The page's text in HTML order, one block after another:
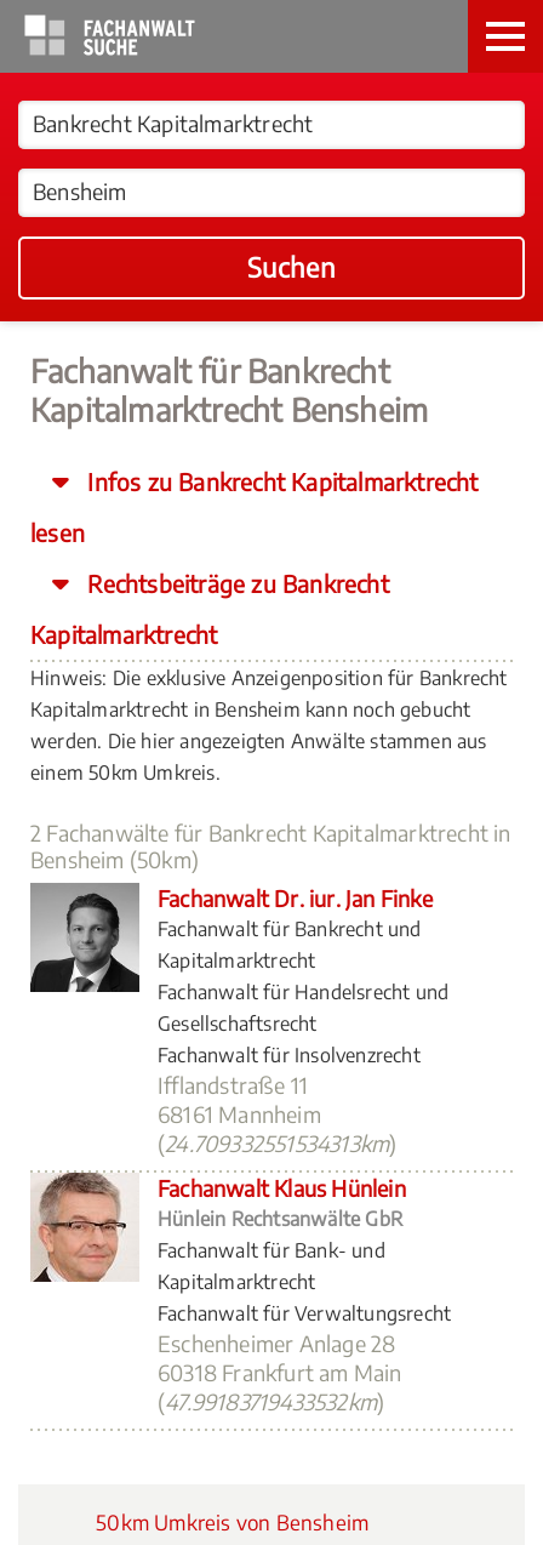
Suchen
Fachanwalt für Bankrecht
Kapitalmarktrecht Bensheim
Infos zu Bankrecht Kapitalmarktrecht
lesen
Rechtsbeiträge zu Bankrecht
Kapitalmarktrecht
Hinweis: Die exklusive Anzeigenposition für Bankrecht
Kapitalmarktrecht in Bensheim kann noch gebucht
werden. Die hier angezeigten Anwälte stammen aus
einem 50km Umkreis.
2 Fachanwälte für Bankrecht Kapitalmarktrecht in
Bensheim (50km)
Fachanwalt Dr. iur. Jan Finke
Fachanwalt für Bankrecht und
Kapitalmarktrecht
Fachanwalt für Handelsrecht und
Gesellschaftsrecht
Fachanwalt für Insolvenzrecht
Ifflandstraße 11
68161 Mannheim
(24.709332551534313km)
Fachanwalt Klaus Hünlein
Hünlein Rechtsanwälte GbR
Fachanwalt für Bank- und
Kapitalmarktrecht
Fachanwalt für Verwaltungsrecht
Eschenheimer Anlage 28
60318 Frankfurt am Main
(47.99183719433532km)
50km Umkreis von Bensheim